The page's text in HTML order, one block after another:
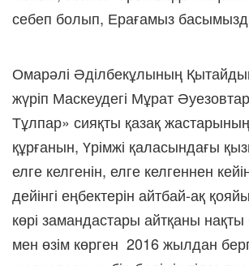
себеп болып, Ерағамыз
Омарәлі Әділбекұлының
жүріп Маскеудегі Мұрат
Тұлпар» сияқты қазақ
құрғанын, Үрімжі қаласындағы
елге келгенін, елге келгеннен
дейінгі еңбектерін айтбай-ақ
көрі замандастары айтқаны
мен өзім көрген 2016 жылдан